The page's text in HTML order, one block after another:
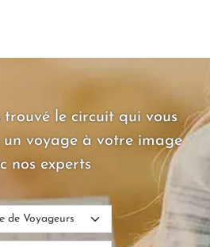
trouvé le circuit qui vous
un voyage à votre image
nos experts